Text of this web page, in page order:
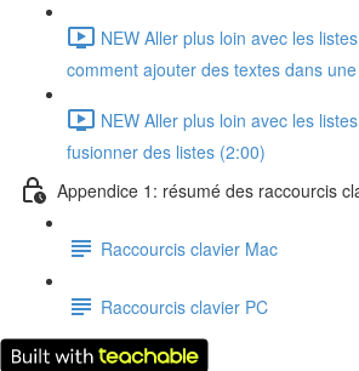
NEW Aller plus loin avec les
comment ajouter des textes dans
NEW Aller plus loin avec les
fusionner des listes (2:00)
Appendice 1: résumé des raccourcis
Raccourcis clavier Mac
Raccourcis clavier PC